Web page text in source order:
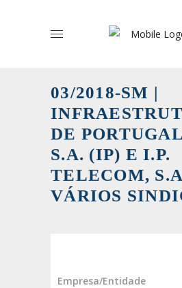
03/2018-SM |
DE
S.A. (IP) E I.P.
TELECOM,
VÁRIOS
Empresa/Entidade